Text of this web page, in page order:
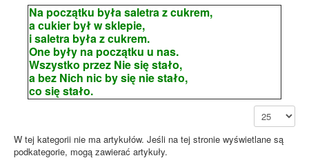
Na początku była saletra z cukrem,
a cukier był w sklepie,
i saletra była z cukrem.
One były na początku u nas.
Wszystko przez Nie się stało,
a bez Nich nic by się nie stało,
co się stało.
Pokaż #
W tej kategorii nie ma artykułów. Jeśli na tej stronie wyświetlane są
podkategorie, mogą zawierać artykuły.